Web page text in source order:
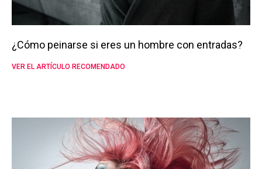
¿Cómo peinarse si eres un hombre con entradas?
VER EL ARTÍCULO RECOMENDADO